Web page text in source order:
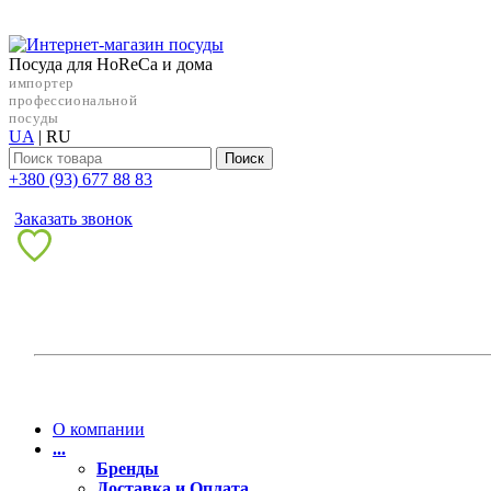
Посуда для HoReCa и дома
импортер
профессиональной
посуды
UA | RU
Поиск
+38‎0 (93) 677 88 83
Заказать звонок
О компании
...
Бренды